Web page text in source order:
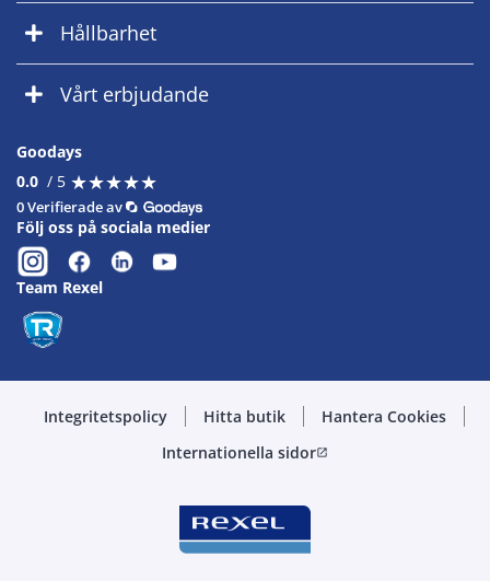
Hållbarhet
Vårt erbjudande
Goodays
0.0 / 5 ★★★★★
★★★★★
0 Verifierade av
Följ oss på sociala medier
Team Rexel
Integritetspolicy Hitta butik
Hantera Cookies
Internationella sidoropen_in_new